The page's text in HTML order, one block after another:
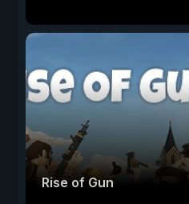
Rise of Gun